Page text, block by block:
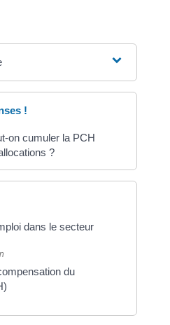
!
on cumuler la PCH
?
dans le secteur
du